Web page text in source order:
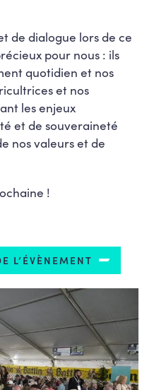
de dialogue lors de ce
pour nous : ils
quotidien et nos
et nos
les enjeux
et de souveraineté
nos valeurs et de
!
L’ÉVÈNEMENT